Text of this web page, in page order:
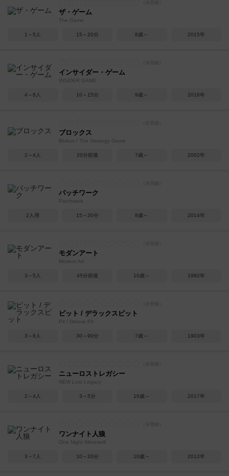
ザ・ゲーム
The Game
1～5人 15～20分 8歳～ 2015年
インサイダー・ゲーム
INSIDER GAME
4～8人 10～15分 9歳～ 2016年
ブロックス
Blokus / The Strategy Game
2～4人 20分前後 7歳～ 2002年
パッチワーク
Patchwork
2人用 15～30分 8歳～ 2014年
モダンアート
Modern Art
3～5人 45分前後 10歳～ 1992年
ピット / デラックスピット
Pit / Deluxe Pit
3～8人 30～90分 7歳～ 1903年
ニューロストレガシー
NEW Lost Legacy
2～4人 3～5分 10歳～ 2017年
ワンナイト人狼
One Night Werewolf
3～7人 10～20分 10歳～ 2012年